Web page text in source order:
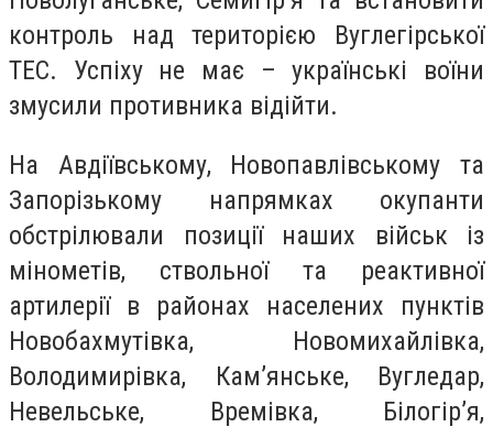
контроль над територією Вуглегірської
ТЕС. Успіху не має – українські воїни
змусили противника відійти.
На Авдіївському, Новопавлівському та
Запорізькому напрямках окупанти
обстрілювали позиції наших військ із
мінометів, ствольної та реактивної
артилерії в районах населених пунктів
Новобахмутівка, Новомихайлівка,
Володимирівка, Кам’янське, Вугледар,
Невельське, Времівка, Білогір’я,